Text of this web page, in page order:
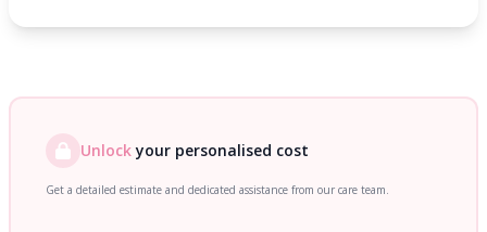
Unlockyour personalised cost
Get a detailed estimate and dedicated assistance from our care team.